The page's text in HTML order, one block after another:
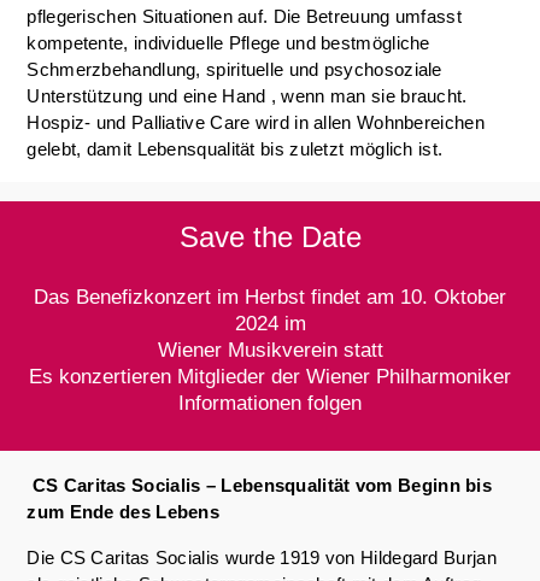
pflegerischen Situationen auf. Die Betreuung umfasst
kompetente, individuelle Pflege und bestmögliche
Schmerzbehandlung, spirituelle und psychosoziale
Unterstützung und eine Hand , wenn man sie braucht.
Hospiz- und Palliative Care wird in allen Wohnbereichen
gelebt, damit Lebensqualität bis zuletzt möglich ist.
Save the Date
Das Benefizkonzert im Herbst findet am 10. Oktober
2024 im
Wiener Musikverein statt
Es konzertieren Mitglieder der Wiener Philharmoniker
Informationen folgen
CS Caritas Socialis – Lebensqualität vom Beginn bis
zum Ende des Lebens
Die CS Caritas Socialis wurde 1919 von Hildegard Burjan